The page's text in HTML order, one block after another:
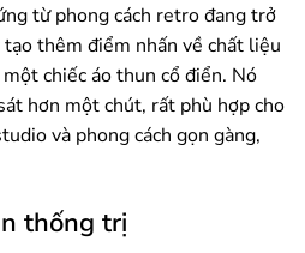
từ phong cách retro đang trở
thêm điểm nhấn về chất liệu
chiếc áo thun cổ điển. Nó
hơn một chút, rất phù hợp cho
và phong cách gọn gàng,
thống trị